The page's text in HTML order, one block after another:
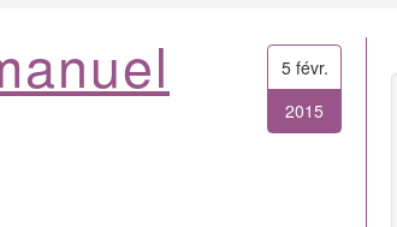
5 févr.
2015